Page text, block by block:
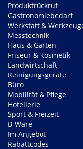
Produktrückruf
Gastronomiebedarf
Werkstatt &
Messtechnik
Haus & Garten
Friseur & Kosmetik
Landwirtschaft
Reinigungsgeräte
Büro
Mobilität & Pflege
Hotellerie
Sport & Freizeit
B-Ware
Im Angebot
Rabattcodes